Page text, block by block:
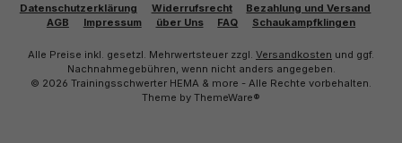
Datenschutzerklärung Widerrufsrecht
Bezahlung und Versand
AGB
Impressum über Uns FAQ Schaukampfklingen
Alle Preise inkl. gesetzl. Mehrwertsteuer zzgl. Versandkosten und ggf.
Nachnahmegebühren, wenn nicht anders angegeben.
© 2026 Trainingsschwerter HEMA & more - Alle Rechte vorbehalten.
Theme by ThemeWare®